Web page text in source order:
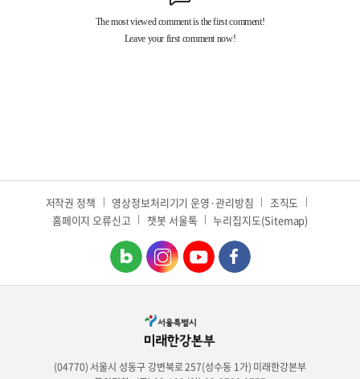
저작권 정책 영상정보처리기기 운영·관리방침
조직도
홈페이지 오류신고
챗봇 서울톡 누리집지도(Sitemap)
(04770) 서울시 성동구 강변북로 257(성수동 1가) 미래한강본부